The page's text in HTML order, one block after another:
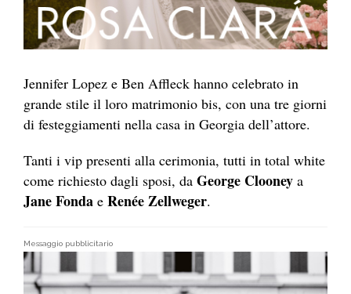
Jennifer Lopez e Ben Affleck hanno celebrato in
grande stile il loro matrimonio bis, con una tre giorni
di festeggiamenti nella casa in Georgia dell’attore.
Tanti i vip presenti alla cerimonia, tutti in total white
come richiesto dagli sposi, da George Clooney a
Jane Fonda e Renée Zellweger.
Messaggio pubblicitario